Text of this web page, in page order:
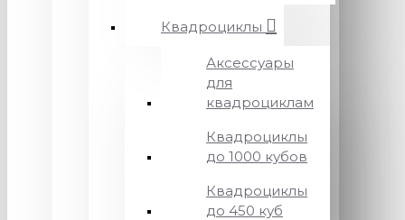
Квадроциклы
Аксессуары
для
квадроциклам
Квадроциклы
до 1000 кубов
Квадроциклы
до 450 куб